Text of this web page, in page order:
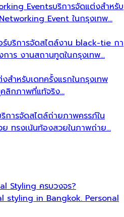
Eventsบริการจัดแต่งสำหรับ
Event ในกรุงเทพ…
ร์บริการจัดสไตล์งาน black-tie กา
การ งานสถานทูตในกรุงเทพ…
สำหรับเดทครั้งแรกในกรุงเทพ
ลิกภาพที่แท้จริง…
การจัดสไตล์ถ่ายภาพครรภ์ใน
ทรงเน้นท้องสวยในภาพถ่าย…
Styling ครบวงจร?
styling in Bangkok. Personal